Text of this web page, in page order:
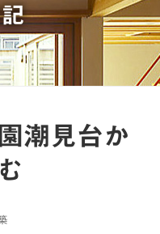
潮見台か